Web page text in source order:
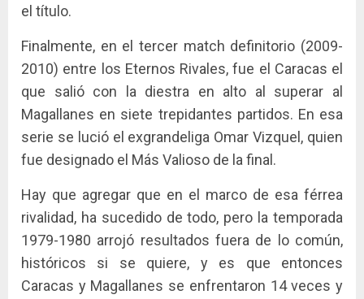
el título.
Finalmente, en el tercer match definitorio (2009-
2010) entre los Eternos Rivales, fue el Caracas el
que salió con la diestra en alto al superar al
Magallanes en siete trepidantes partidos. En esa
serie se lució el exgrandeliga Omar Vizquel, quien
fue designado el Más Valioso de la final.
Hay que agregar que en el marco de esa férrea
rivalidad, ha sucedido de todo, pero la temporada
1979-1980 arrojó resultados fuera de lo común,
históricos si se quiere, y es que entonces
Caracas y Magallanes se enfrentaron 14 veces y